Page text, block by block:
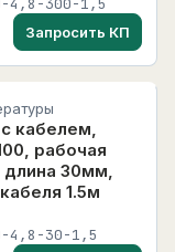
4,8-300-1,5
Запросить КП
кабелем,
рабочая
30мм,
1.5м
4,8-30-1,5